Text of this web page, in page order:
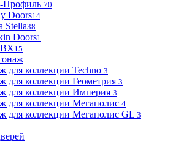
Профиль 70
Doors14
Stella38
Doors1
15
для коллекции Techno 3
для коллекции Геометрия 3
для коллекции Империя 3
для коллекции Мегаполис 4
для коллекции Мегаполис GL 3